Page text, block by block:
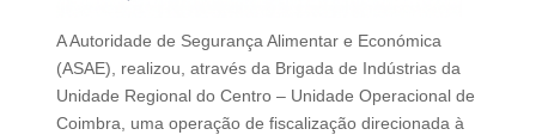
A Autoridade de Segurança Alimentar e Económica
(ASAE), realizou, através da Brigada de Indústrias da
Unidade Regional do Centro – Unidade Operacional de
Coimbra, uma operação de fiscalização direcionada à